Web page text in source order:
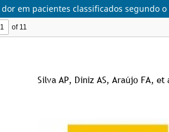
em pacientes classificados segundo